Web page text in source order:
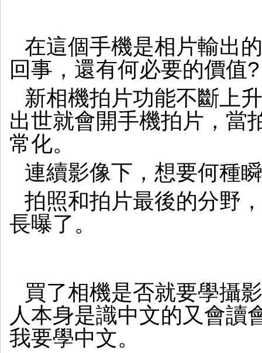
在這個手機是相片輸出
回事，還有何必要的價值?
新相機拍片功能不斷上
出世就會開手機拍片，當
常化。
連續影像下，想要何種
拍照和拍片最後的分野
長曝了。
買了相機是否就要學攝
人本身是識中文的又會讀
我要學中文。